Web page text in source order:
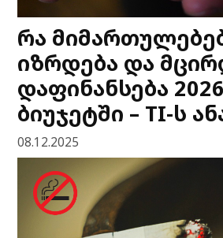
რა
იზრდება და
დაფინანსება
ბიუჯეტში – TI-ს
08.12.2025